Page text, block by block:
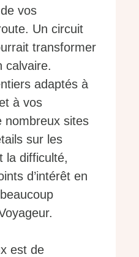
vos
Un circuit
transformer
calvaire.
adaptés à
à vos
nombreux sites
sur les
la difficulté,
d’intérêt en
est de